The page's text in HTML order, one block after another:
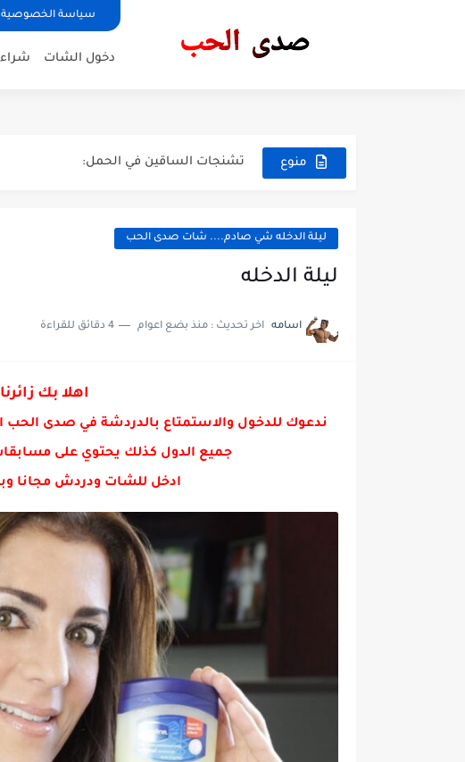
سياسة الخصوصية
دخول الشات
منوع ‏تشنجات الساقين في الحمل:
نرفق اليكم تفاصيل التقديم والية اكمال
نرفق اليكم تفاصيل التقديم والية اكمال
- ۿهـايـِلايتـہ ممـطروقـۿہ 𝕚𝕟𝕤𝕥𝕒𝕘𝕣𝕒𝕞 🤎🧳.
ليلة الدخله شي صادم.... شات صدى الحب
ليلة الدخله
اسامه اخر تحديث : منذ بضع اعوام 4 دقائق للقراءة
اهلا بك
ندعوك للدخول والاستمتاع بالدردشة في صدى
جميع الدول كذلك يحتوي على
ادخل للشات ودردش مجانا